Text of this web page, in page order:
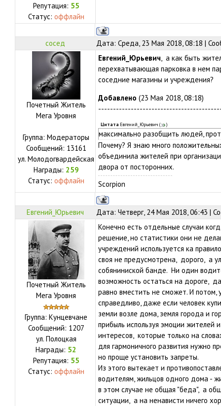
Репутация: 55
Статус: оффлайн
сосед Дата: Среда, 23 Мая 2018, 08:18 |
Почетный Житель
Мега Уровня
Группа: Модераторы
Сообщений: 13161
ул. Молодогвардейская
Награды: 259
Статус: оффлайн
Евгений_Юрьевич, а как быть
перехватывающая парковка в нем
соседние магазины и учреждения?
Добавлено (23 Мая 2018, 08:18)
Цитата Евгений_Юрьевич ( )
максимально разобщить людей,
Почему? Я знаю много
объединила жителей при
двора от посторонних.
Scorpion
Евгений_Юрьевич Дата: Четверг, 24 Мая 2018, 06:43 |
Почетный Житель
Мега Уровня
Группа: Кунцевчане
Сообщений: 1207
ул. Полоцкая
Награды: 52
Репутация: 55
Статус: оффлайн
Конечно есть отдельные случаи
решение, но статистики они не
учреждений используется ка
своя не предусмотрена, дорого, а
собяниниской банде. Ни один
возможность остаться на дороге,
равно вместить не сможет. И
справедливо, даже если человек
земли возле дома, земля города и
прибыль используя эмоции жителей
интересов, которые только на
для гармоничного развития нужно
но проще установить запреты.
Из этого вытекает и
водителям, жильцов одного дома -
в этом случае не общая "беда", а
ситуации, а на ненависти ничего